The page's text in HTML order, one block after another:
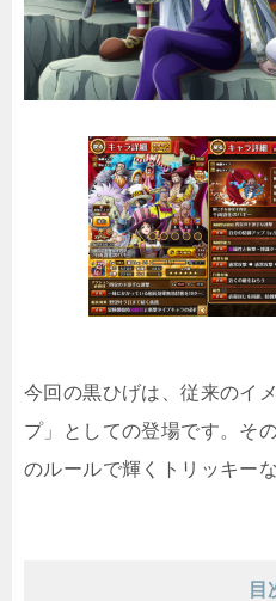
今回の黒ひげは、従来のイ
プ」としての登場です。そ
のルールで輝くトリッキー
目